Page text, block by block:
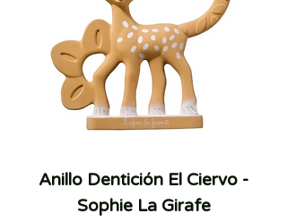
Anillo Dentición El Ciervo -
Sophie La Girafe